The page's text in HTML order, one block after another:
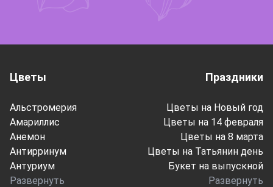
Цветы
Альстромерия
Амариллис
Анемон
Антирринум
Антуриум
Развернуть
Праздники
Цветы на Новый год
Цветы на 14 февраля
Цветы на 8 марта
Цветы на Татьянин день
Букет на выпускной
Развернуть